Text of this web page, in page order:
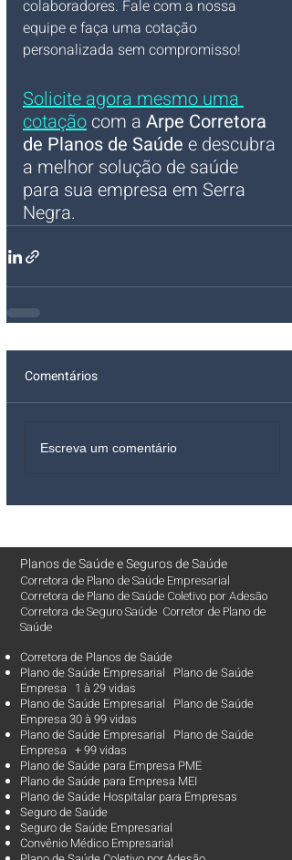
colaboradores. Fale com a nossa
equipe e faça uma cotação
personalizada sem compromisso!
Solicite agora mesmo uma
cotação com a Arpe Corretora
de Planos de Saúde e descubra
a melhor solução de saúde
para sua empresa em Serra
Negra.
Comentários
Escreva um comentário
Planos de SaúdeeSeguros de Saúde
Corretora de Plano de Saúde Empresarial
Corretora de Plano de Saúde Coletivo por Adesão
Corretora de Seguro Saúde Corretor de Plano de
Saúde
Corretora de Planos de Saúde
Plano de Saúde Empresarial Plano de Saúde
Empresa 1 à 29 vidas
Plano de Saúde Empresarial Plano de Saúde
Empresa 30 à 99 vidas ​
Plano de Saúde Empresarial Plano de Saúde
Empresa + 99 vidas
Plano de Saúde para Empresa PME
Plano de Saúde para Empresa MEI
Plano de Saúde Hospitalar para Empresas
Seguro de Saúde
Seguro de Saúde Empresarial
Convênio Médico Empresarial